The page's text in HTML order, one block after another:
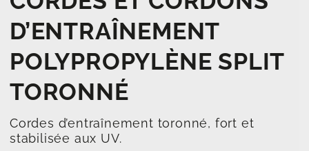
D’ENTRAÎNEMENT
POLYPROPYLÈNE SPLIT
TORONNÉ
Cordes d’entraînement toronné, fort et
stabilisée aux UV.